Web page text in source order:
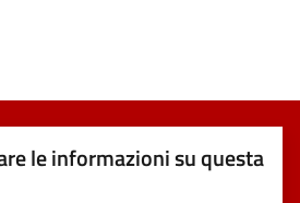
le informazioni su questa